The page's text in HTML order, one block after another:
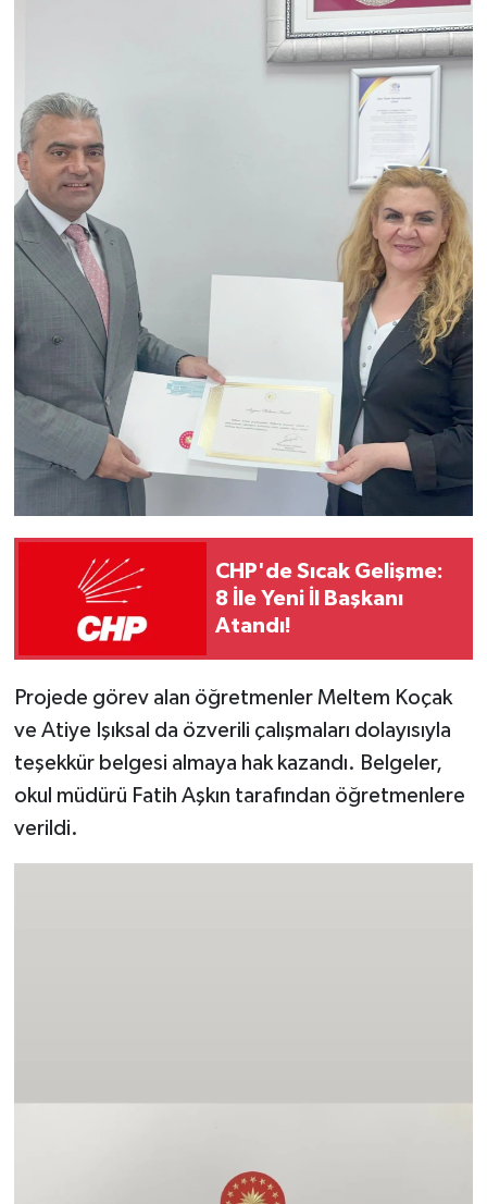
CHP'de Sıcak Gelişme:
8 İle Yeni İl Başkanı
Atandı!
Projede görev alan öğretmenler Meltem Koçak
ve Atiye Işıksal da özverili çalışmaları dolayısıyla
teşekkür belgesi almaya hak kazandı. Belgeler,
okul müdürü Fatih Aşkın tarafından öğretmenlere
verildi.